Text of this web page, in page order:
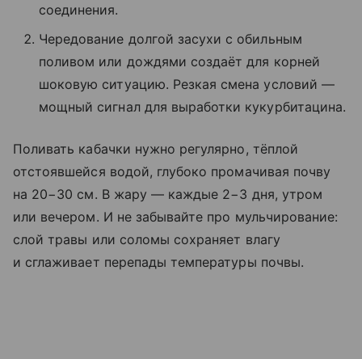
соединения.
Чередование долгой засухи с обильным
поливом или дождями создаёт для корней
шоковую ситуацию. Резкая смена условий —
мощный сигнал для выработки кукурбитацина.
Поливать кабачки нужно регулярно, тёплой
отстоявшейся водой, глубоко промачивая почву
на 20−30 см. В жару — каждые 2−3 дня, утром
или вечером. И не забывайте про мульчирование:
слой травы или соломы сохраняет влагу
и сглаживает перепады температуры почвы.